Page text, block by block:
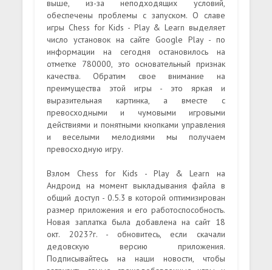
выше, из-за неподходящих условий,
обеспечены проблемы с запуском. О славе
игры Chess for Kids - Play & Learn выделяет
число установок на сайте Google Play - по
информации на сегодня остановилось на
отметке 780000, это основательный признак
качества. Обратим свое внимание на
преимущества этой игры - это яркая и
выразительная картинка, а вместе с
превосходными и чумовыми игровыми
действиями и понятными кнопками управления
и веселыми мелодиями мы получаем
превосходную игру.
Взлом Chess for Kids - Play & Learn на
Андроид на момент выкладывания файла в
общий доступ - 0.5.3 в которой оптимизирован
размер приложения и его работоспособность.
Новая заплатка была добавлена на сайт 18
окт. 2023?г. - обновитесь, если скачали
дедовскую версию приложения.
Подписывайтесь на наши новости, чтобы